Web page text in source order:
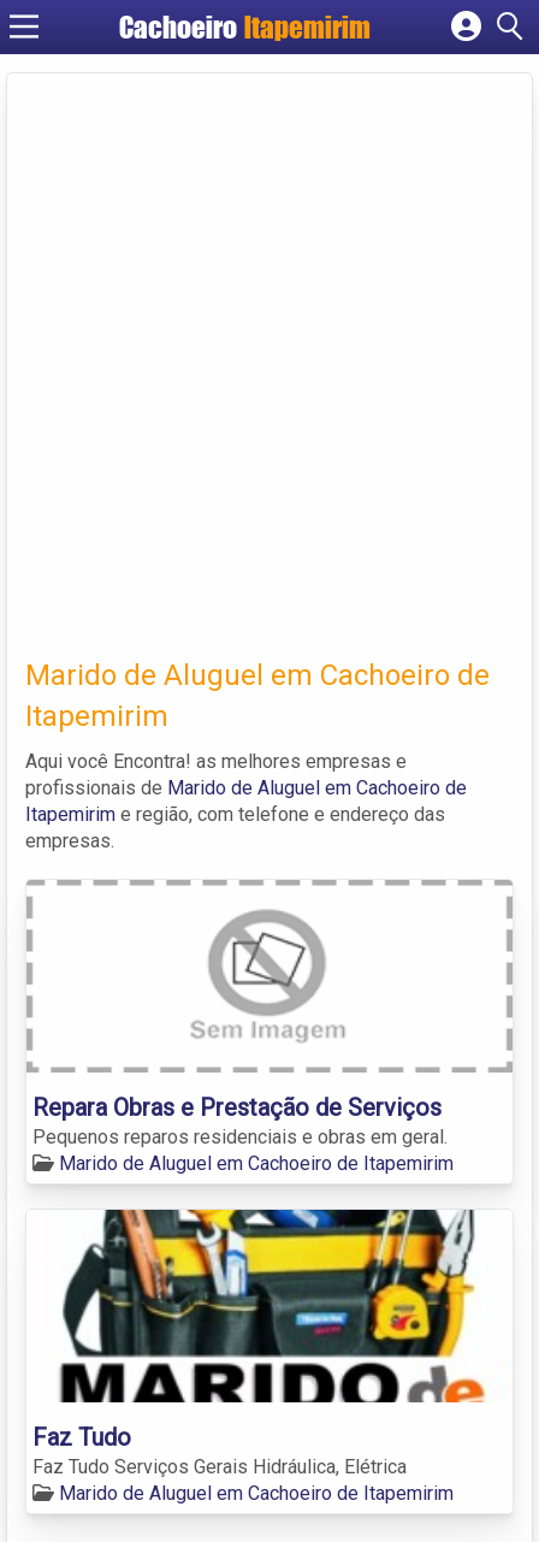
Cachoeiro Itapemirim
Cadastrar empresa
Marido de Aluguel em Cachoeiro de
Itapemirim
Aqui você Encontra! as melhores empresas e
profissionais de Marido de Aluguel em Cachoeiro de
Itapemirim e região, com telefone e endereço das
empresas.
Repara Obras e Prestação de Serviços
Pequenos reparos residenciais e obras em geral.
Marido de Aluguel em Cachoeiro de Itapemirim
Faz Tudo
Faz Tudo Serviços Gerais Hidráulica, Elétrica
Marido de Aluguel em Cachoeiro de Itapemirim